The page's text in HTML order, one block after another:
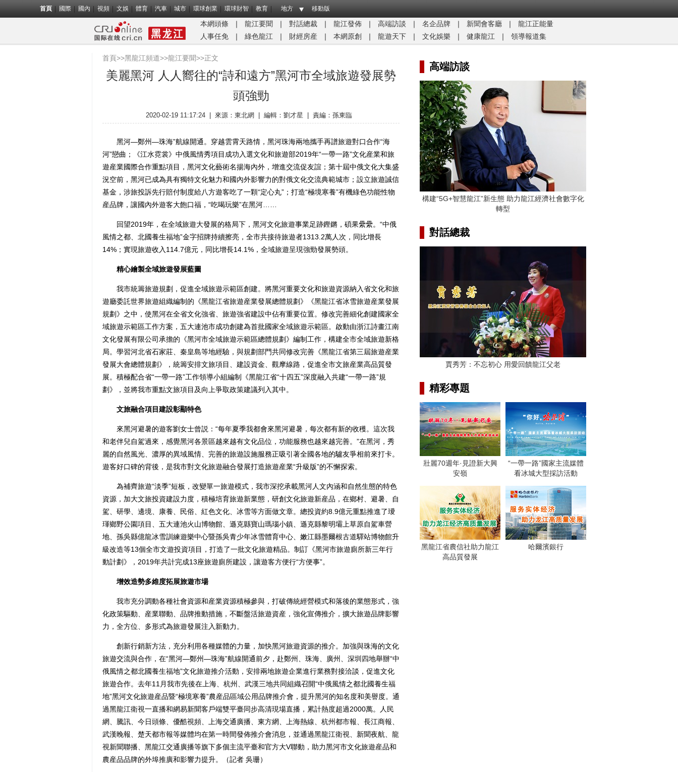
首頁 國際 國內 視頻 文娛 體育 汽車 城市 環球創業 環球財智 教育 地方 移動版
本網頭條 ｜ 龍江要聞 ｜ 對話總裁 ｜ 龍江發佈 ｜ 高端訪談 ｜ 名企品牌 ｜ 新聞會客廳 ｜
龍江正能量​
人事任免
｜ 綠色龍江 ｜ 財經房産 ｜ 本網原創 ｜ 龍遊天下 ｜ 文化娛樂 ｜ 健康龍江 ｜ 領導報道集
首頁>>黑龍江頻道>>龍江要聞>>正文
美麗黑河 人人嚮往的“詩和遠方”黑河市全域旅遊發展勢
頭強勁
2020-02-19 11:17:24 來源： 東北網 編輯：劉才星 責編：孫東臨
黑河—鄭州—珠海”航線開通。穿越雲霄天路情，黑河珠海兩地攜手再譜旅遊對口合作“海
河”戀曲；《江水霓裳》中俄風情秀項目成功入選文化和旅遊部2019年“一帶一路”文化産業和旅
遊産業國際合作重點項目，黑河文化藝術名揚海內外，增進交流促友誼；第十屆中俄文化大集盛
況空前，黑河已成為具有獨特文化魅力和國內外影響力的對俄文化交流典範城市；設立旅遊誠信
基金，涉旅投訴先行賠付制度給八方遊客吃了一顆“定心丸”；打造“極境寒養”有機綠色功能性物
産品牌，讓國內外遊客大飽口福，“吃喝玩樂”在黑河……
回望2019年，在全域旅遊大發展的格局下，黑河文化旅遊事業足跡鏗鏘，碩果纍纍。“中俄
風情之都、北國養生福地”金字招牌持續擦亮，全市共接待旅遊者1313.2萬人次，同比增長
14%；實現旅遊收入114.7億元，同比增長14.1%，全域旅遊呈現強勁發展勢頭。
精心繪製全域旅遊發展藍圖
我市統籌旅遊規劃，促進全域旅遊示範區創建。將黑河重要文化和旅遊資源納入省文化和旅
遊廳委託世界旅遊組織編制的《黑龍江省旅遊産業發展總體規劃》《黑龍江省冰雪旅遊産業發展
規劃》之中，使黑河在全省文化強省、旅遊強省建設中佔有重要位置。修改完善細化創建國家全
域旅遊示範區工作方案，五大連池市成功創建為首批國家全域旅遊示範區。啟動由浙江詩畫江南
文化發展有限公司承擔的《黑河市全域旅遊示範區總體規劃》編制工作，構建全市全域旅遊新格
局。學習河北省石家莊、秦皇島等地經驗，與規劃部門共同修改完善《黑龍江省第三屆旅遊産業
發展大會總體規劃》，統籌安排文旅項目、建設資金、觀摩線路，促進全市文旅産業高品質發
展。積極配合省“一帶一路”工作領導小組編制《黑龍江省“十四五”深度融入共建“一帶一路”規
劃》，並將我市重點文旅項目及向上爭取政策建議列入其中。
文旅融合項目建設彰顯特色
來黑河避暑的遊客劉女士曾説：“每年夏季我都會來黑河避暑，每次都有新的收穫。這次我
和老伴兒自駕過來，感覺黑河各景區越來越有文化品位，功能服務也越來越完善。”在黑河，秀
麗的自然風光、濃厚的異域風情、完善的旅遊設施服務正吸引著全國各地的驢友爭相前來打卡。
遊客好口碑的背後，是我市對文化旅遊融合發展打造旅遊産業“升級版”的不懈探索。
為補齊旅遊“淡季”短板，改變單一旅遊模式，我市深挖承載黑河人文內涵和自然生態的特色
資源，加大文旅投資建設力度，積極培育旅遊新業態，研創文化旅遊新産品，在鄉村、避暑、自
駕、研學、邊境、康養、民俗、紅色文化、冰雪等方面做文章。總投資約8.9億元重點推進了璦
琿鄉野公園項目、五大連池火山博物館、遜克縣寶山瑪瑙小鎮、遜克縣黎明壩上草原自駕車營
地、孫吳縣億龍冰雪訓練遊樂中心暨孫吳青少年冰雪體育中心、嫩江縣墨爾根古道驛站博物館升
級改造等13個全市文遊投資項目，打造了一批文化旅遊精品。制訂《黑河市旅遊廁所新三年行
動計劃》，2019年共計完成13座旅遊廁所建設，讓遊客方便行“方便事”。
增效造勢多維度拓展旅遊市場
我市充分調動各種社會資源和産業資源積極參與，打破傳統經營模式和落後的業態形式，強
化政策驅動、産業聯動、品牌推動措施，不斷盤活旅遊資産，強化宣傳推介，擴大旅遊品牌影響
力，全方位、多形式為旅遊發展注入新動力。
創新行銷新方法，充分利用各種媒體的力量，加快黑河旅遊資源的推介。加強與珠海的文化
旅遊交流與合作，在“黑河—鄭州—珠海”航線開通前夕，赴鄭州、珠海、廣州、深圳四地舉辦“中
俄風情之都北國養生福地”文化旅遊推介活動，安排兩地旅遊企業進行業務對接洽談，促進文化
旅遊合作。去年11月我市先後在上海、杭州、武漢三地共同組織召開“中俄風情之都北國養生福
地”黑河文化旅遊産品暨“極境寒養”農産品區域公用品牌推介會，提升黑河的知名度和美譽度。通
過黑龍江衛視一直播和網易新聞客戶端雙平臺同步高清現場直播，累計熱度超過2000萬。人民
網、騰訊、今日頭條、優酷視頻、上海交通廣播、東方網、上海熱線、杭州都市報、長江商報、
武漢晚報、楚天都市報等媒體均在第一時間發佈推介會消息，並通過黑龍江衛視、新聞夜航、龍
視新聞聯播、黑龍江交通廣播等旗下多個主流平臺和官方大V聯動，助力黑河市文化旅遊産品和
農産品品牌的外埠推廣和影響力提升。（記者 吳珊）
高端訪談
構建“5G+智慧龍江”新生態 助力龍江經濟社會數字化
轉型
對話總裁
賈秀芳：不忘初心 用愛回饋龍江父老
精彩專題
壯麗70週年·見證新大興
安嶺
“一帶一路”國家主流媒體
看冰城大型採訪活動
黑龍江省農信社助力龍江
高品質發展
哈爾濱銀行